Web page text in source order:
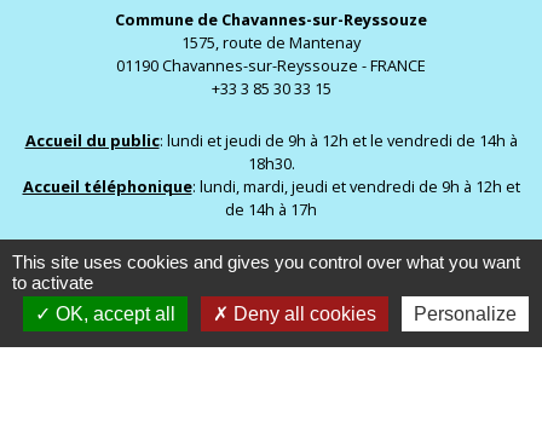
Commune de Chavannes-sur-Reyssouze
1575, route de Mantenay
01190 Chavannes-sur-Reyssouze - FRANCE
+33 3 85 30 33 15
Accueil du public: lundi et jeudi de 9h à 12h et le vendredi de 14h à
18h30.
Accueil téléphonique: lundi, mardi, jeudi et vendredi de 9h à 12h et
de 14h à 17h
This site uses cookies and gives you control over what you want
to activate
OK, accept all
Deny all cookies Personalize